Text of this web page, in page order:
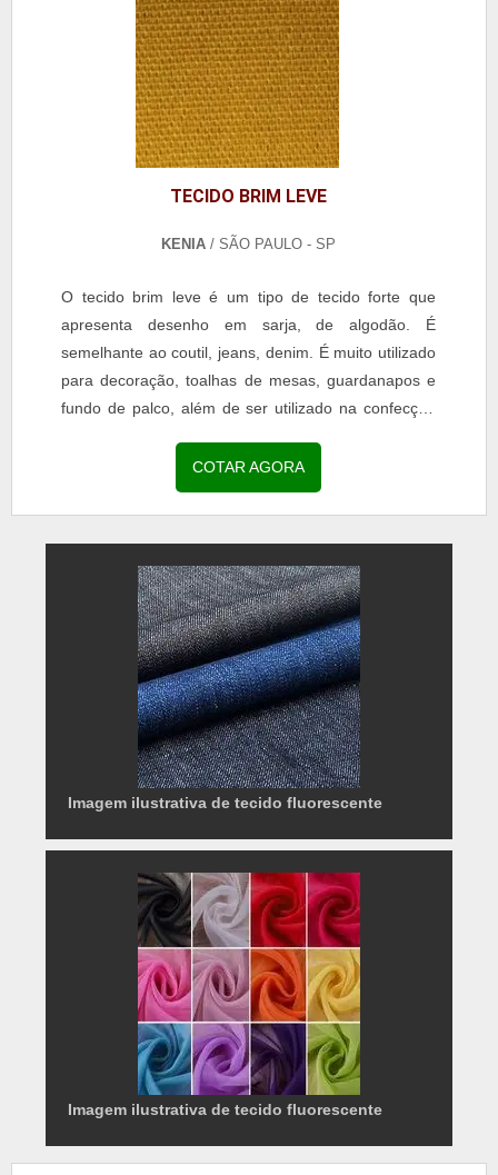
TECIDO BRIM LEVE
KENIA/ SÃO PAULO - SP
O tecido brim leve é um tipo de tecido forte que
apresenta desenho em sarja, de algodão. É
semelhante ao coutil, jeans, denim. É muito utilizado
para decoração, toalhas de mesas, guardanapos e
fundo de palco, além de ser utilizado na confecção
COTAR AGORA
Imagem ilustrativa de tecido fluorescente
Imagem ilustrativa de tecido fluorescente